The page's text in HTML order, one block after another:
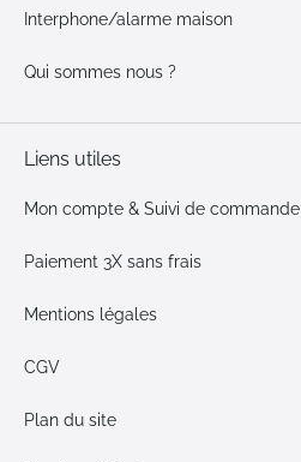
Interphone/alarme maison
Qui sommes nous ?
Liens utiles
Mon compte & Suivi de commande
Paiement 3X sans frais
Mentions légales
CGV
Plan du site